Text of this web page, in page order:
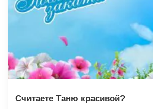
Считаете Таню красивой?